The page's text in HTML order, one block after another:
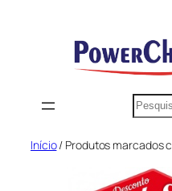
Início/ Produtos marcados